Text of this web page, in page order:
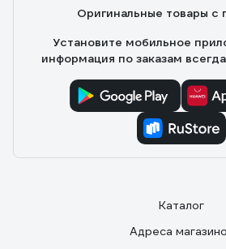
Оригинальные товары с
Установите мобильное
информация по заказам
Каталог
Адреса